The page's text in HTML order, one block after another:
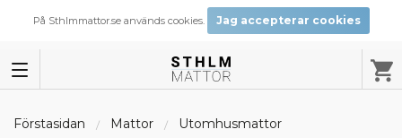
På Sthlmmattor.se används cookies. Jag accepterar cookies
Förstasidan Mattor
Utomhusmattor